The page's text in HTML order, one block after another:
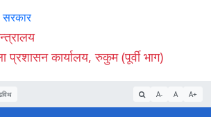
सरकार
प्रशासन कार्यालय, रुकुम (पूर्वी भाग)
A- A A+